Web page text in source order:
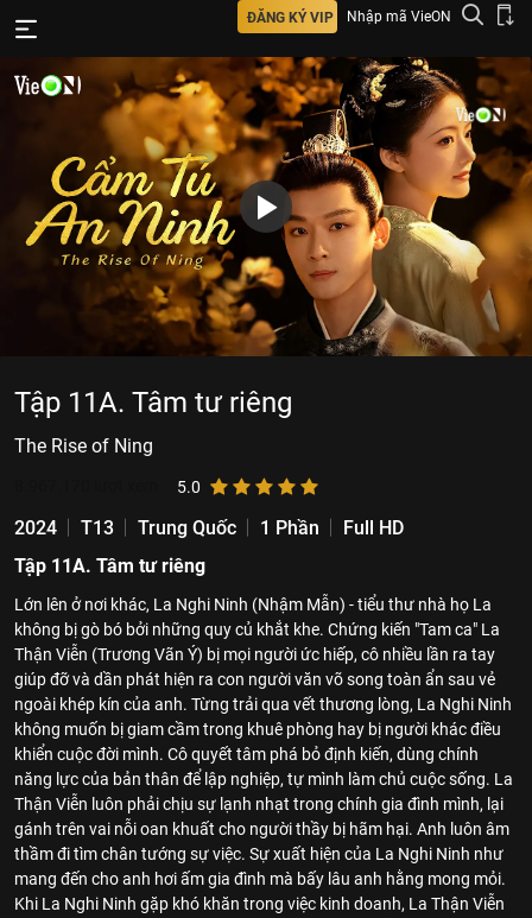
ĐĂNG KÝ VIP Nhập mã VieON
Tập 11A. Tâm tư riêng
The Rise of Ning
5.0
2024 T13 Trung Quốc 1 Phần
Full HD
Tập 11A. Tâm tư riêng
Lớn lên ở nơi khác, La Nghi Ninh (Nhậm Mẫn) - tiểu thư nhà họ La
không bị gò bó bởi những quy củ khắt khe. Chứng kiến "Tam ca" La
Thận Viễn (Trương Vãn Ý) bị mọi người ức hiếp, cô nhiều lần ra tay
giúp đỡ và dần phát hiện ra con người văn võ song toàn ẩn sau vẻ
ngoài khép kín của anh. Từng trải qua vết thương lòng, La Nghi Ninh
không muốn bị giam cầm trong khuê phòng hay bị người khác điều
khiển cuộc đời mình. Cô quyết tâm phá bỏ định kiến, dùng chính
năng lực của bản thân để lập nghiệp, tự mình làm chủ cuộc sống. La
Thận Viễn luôn phải chịu sự lạnh nhạt trong chính gia đình mình, lại
gánh trên vai nỗi oan khuất cho người thầy bị hãm hại. Anh luôn âm
thầm đi tìm chân tướng sự việc. Sự xuất hiện của La Nghi Ninh như
mang đến cho anh hơi ấm gia đình mà bấy lâu anh hằng mong mỏi.
Khi La Nghi Ninh gặp khó khăn trong việc kinh doanh, La Thận Viễn